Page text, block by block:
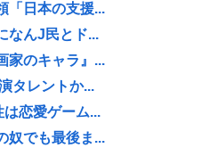
「日本の支援...
なんJ民とド...
家のキャラ』...
タレントか...
は恋愛ゲーム...
奴でも最後ま...